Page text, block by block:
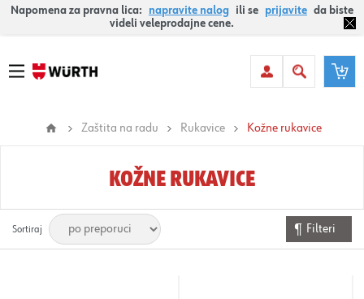
Napomena za pravna lica: napravite nalog ili se prijavite da biste
videli veleprodajne cene.
Zaštita na radu Rukavice Kožne rukavice
KOŽNE RUKAVICE
Sortiraj Filteri